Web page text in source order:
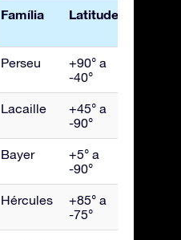
Família Latitudes
Perseu
+90° a
-40°
Lacaille
+45° a
-90°
Bayer
+5° a
-90°
Hércules
+85° a
-75°